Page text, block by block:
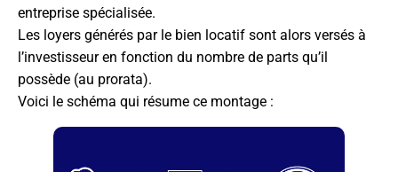
entreprise spécialisée.
Les loyers générés par le bien locatif sont alors versés à
l’investisseur en fonction du nombre de parts qu’il
possède (au prorata).
Voici le schéma qui résume ce montage :